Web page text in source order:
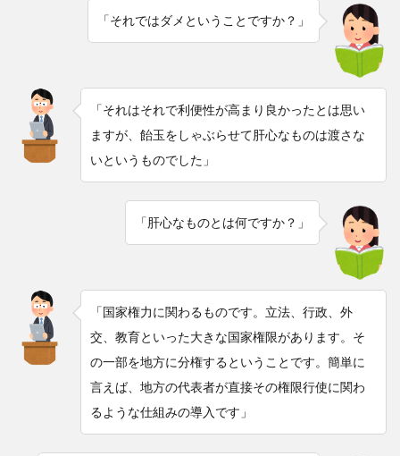
「それではダメということですか？」
「それはそれで利便性が高まり良かったとは思い
ますが、飴玉をしゃぶらせて肝心なものは渡さな
いというものでした」
「肝心なものとは何ですか？」
「国家権力に関わるものです。立法、行政、外
交、教育といった大きな国家権限があります。そ
の一部を地方に分権するということです。簡単に
言えば、地方の代表者が直接その権限行使に関わ
るような仕組みの導入です」